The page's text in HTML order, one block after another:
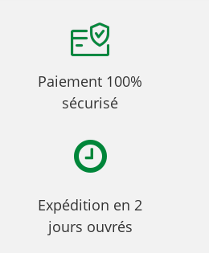
Paiement 100%
sécurisé
Expédition en 2
jours ouvrés